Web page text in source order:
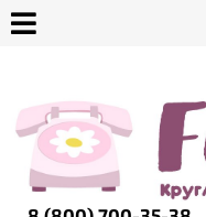
магазине
Доставка